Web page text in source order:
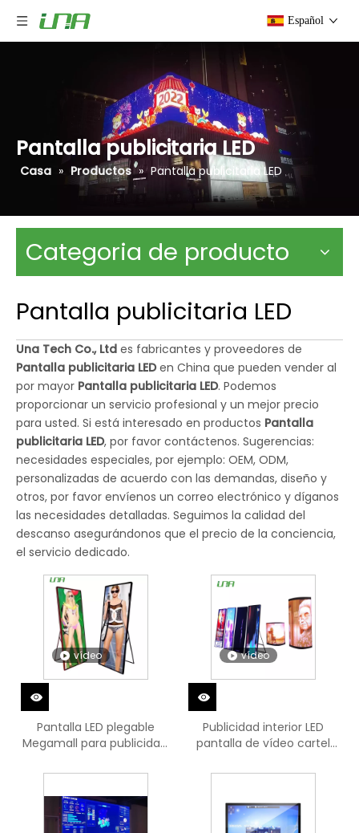
Español
Pantalla publicitaria LED
Casa » Productos » Pantalla publicitaria LED
Categoria de producto
Pantalla publicitaria LED
Una Tech Co., Ltd es fabricantes y proveedores de
Pantalla publicitaria LEDen China que pueden vender al
por mayor Pantalla publicitaria LED. Podemos
proporcionar un servicio profesional y un mejor precio
para usted. Si está interesado en productos Pantalla
publicitaria LED, por favor contáctenos. Sugerencias:
necesidades especiales, por ejemplo: OEM, ODM,
personalizadas de acuerdo con las demandas, diseño y
otros, por favor envíenos un correo electrónico y díganos
las necesidades detalladas. Seguimos la calidad del
descanso asegurándonos que el precio de la conciencia,
el servicio dedicado.
vídeo
Pantalla LED plegable
Megamall para publicidad,
vídeo
Publicidad interior LED
pantalla de vídeo cartel